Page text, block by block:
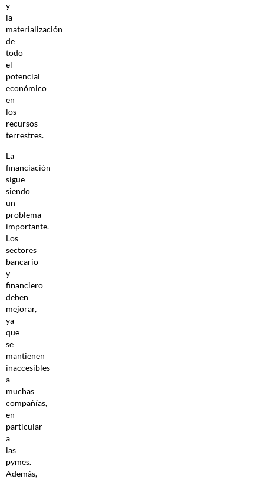
y
la
materialización
de
todo
el
potencial
económico
en
los
recursos
terrestres.
La
financiación
sigue
siendo
un
problema
importante.
Los
sectores
bancario
y
financiero
deben
mejorar,
ya
que
se
mantienen
inaccesibles
a
muchas
compañías,
en
particular
a
las
pymes.
Además,